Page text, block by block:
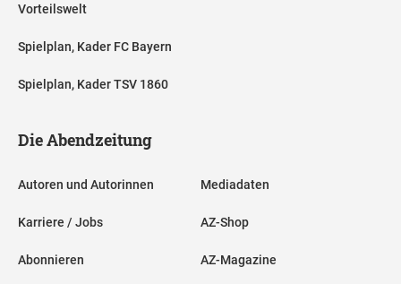
Vorteilswelt
Spielplan, Kader FC Bayern
Spielplan, Kader TSV 1860
Die Abendzeitung
Autoren und Autorinnen
Karriere / Jobs
Abonnieren
Mediadaten
AZ-Shop
AZ-Magazine